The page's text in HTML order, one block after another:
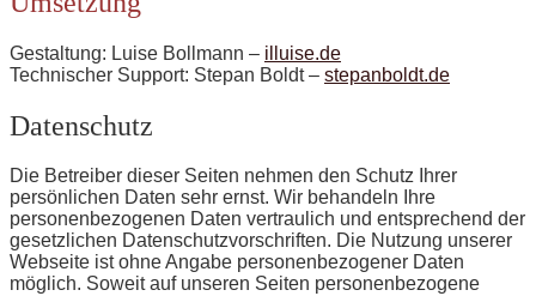
Gestaltung: Luise Bollmann – illuise.de
Technischer Support: Stepan Boldt – stepanboldt.de
Datenschutz
Die Betreiber dieser Seiten nehmen den Schutz Ihrer
persönlichen Daten sehr ernst. Wir behandeln Ihre
personenbezogenen Daten vertraulich und entsprechend der
gesetzlichen Datenschutzvorschriften. Die Nutzung unserer
Webseite ist ohne Angabe personenbezogener Daten
möglich. Soweit auf unseren Seiten personenbezogene